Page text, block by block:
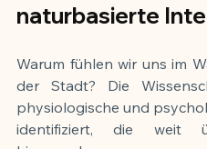
naturbasierte
Warum fühlen wir uns im
der Stadt? Die
physiologische und
identifiziert, die weit